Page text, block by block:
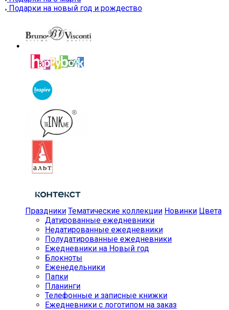
Подарки на новый год и рождество
Праздники Тематические коллекции Новинки Цвета
Датированные ежедневники
Недатированные ежедневники
Полудатированные ежедневники
Ежедневники на Новый год
Блокноты
Еженедельники
Папки
Планинги
Телефонные и записные книжки
Ежедневники с логотипом на заказ